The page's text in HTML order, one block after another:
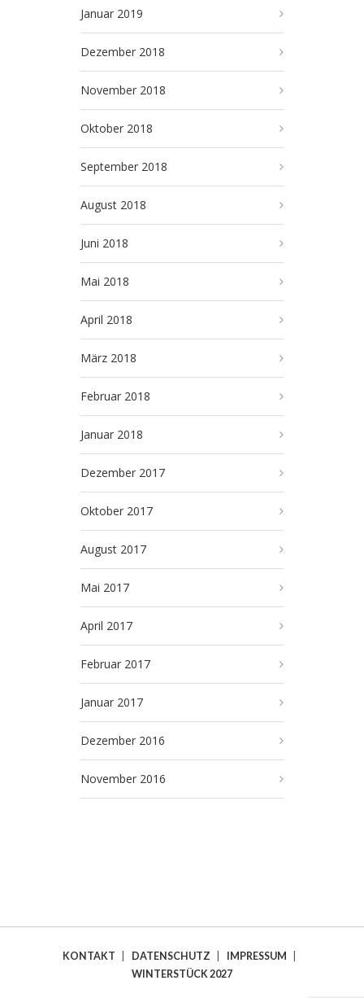
Januar 2019
Dezember 2018
November 2018
Oktober 2018
September 2018
August 2018
Juni 2018
Mai 2018
April 2018
März 2018
Februar 2018
Januar 2018
Dezember 2017
Oktober 2017
August 2017
Mai 2017
April 2017
Februar 2017
Januar 2017
Dezember 2016
November 2016
KONTAKT DATENSCHUTZ IMPRESSUM
WINTERSTÜCK 2027